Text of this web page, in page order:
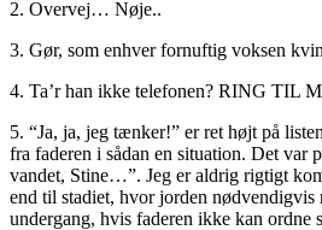
2. Overvej… Nøje..
3. Gør, som enhver fornuftig voksen
4. Ta’r han ikke telefonen? RING TIL
5. “Ja, ja, jeg tænker!” er ret højt på
fra faderen i sådan en situation. Det var
vandet, Stine…”. Jeg er aldrig rigtigt
end til stadiet, hvor jorden
undergang, hvis faderen ikke kan ordne